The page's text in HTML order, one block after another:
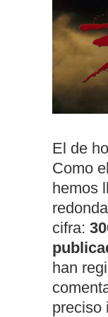
El de
Como
hemos
cifra:
han
preciso